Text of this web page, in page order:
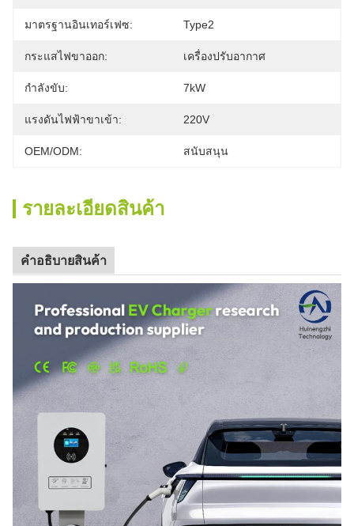
มาตรฐานอินเทอร์เฟซ: Type2
กระแสไฟขาออก: เครื่องปรับอากาศ
กำลังขับ: 7kW
แรงดันไฟฟ้าขาเข้า: 220V
OEM/ODM: สนับสนุน
รายละเอียดสินค้า
คําอธิบายสินค้า